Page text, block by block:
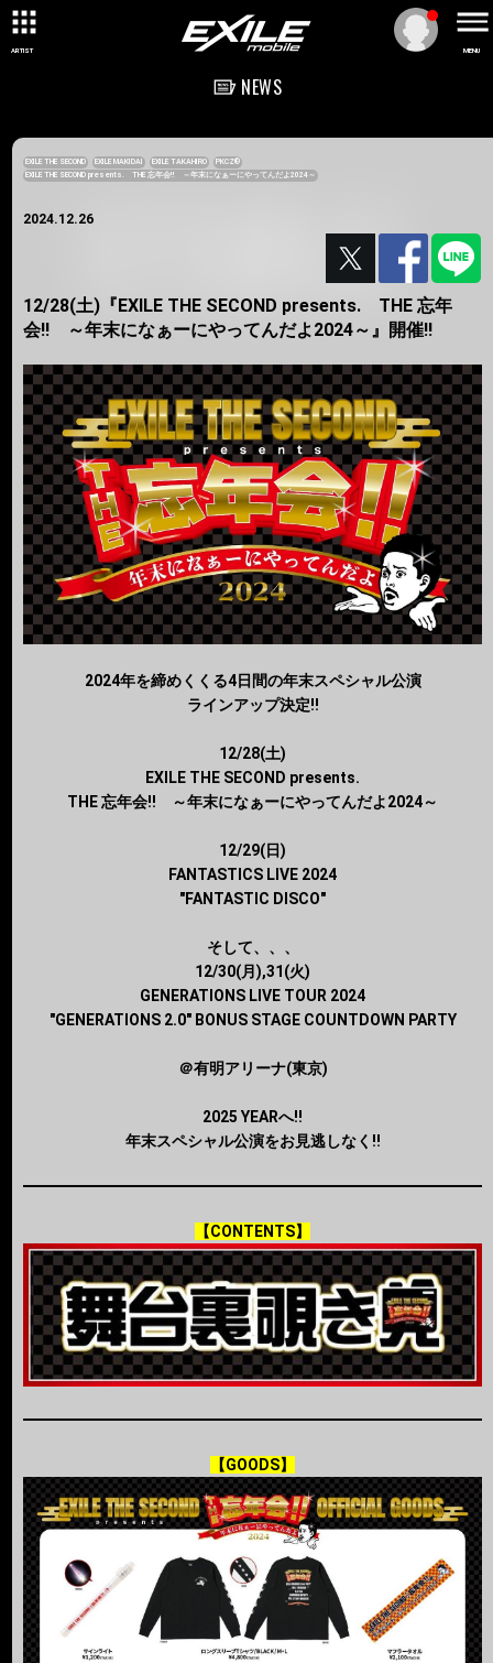
ARTIST MENU
NEWS
EXILE THE SECOND EXILE MAKIDAI EXILE TAKAHIRO
PKCZ®
EXILE THE SECOND presents. THE 忘年会!! ～年末になぁーにやってんだよ2024～
2024.12.26
12/28(土)『EXILE THE SECOND presents. THE 忘年
会!! ～年末になぁーにやってんだよ2024～』開催!!
2024年を締めくくる4日間の年末スペシャル公演
ラインアップ決定!!
12/28(土)
EXILE THE SECOND presents.
THE 忘年会!! ～年末になぁーにやってんだよ2024～
12/29(日)
FANTASTICS LIVE 2024
"FANTASTIC DISCO"
そして、、、
12/30(月),31(火)
GENERATIONS LIVE TOUR 2024
"GENERATIONS 2.0" BONUS STAGE COUNTDOWN PARTY
＠有明アリーナ(東京)
2025 YEARへ!!
年末スペシャル公演をお見逃しなく!!
【CONTENTS】
【GOODS】